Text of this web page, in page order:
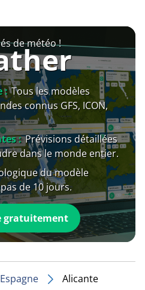
de météo !
: Tous les modèles
connus GFS, ICON,
: Prévisions détaillées
dans le monde entier.
du modèle
de 10 jours.
gratuitement
Espagne Alicante